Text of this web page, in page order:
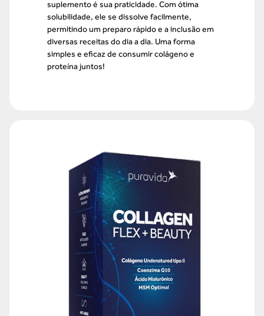
suplemento é sua praticidade. Com ótima
solubilidade, ele se dissolve facilmente,
permitindo um preparo rápido e a inclusão em
diversas receitas do dia a dia. Uma forma
simples e eficaz de consumir colágeno e
proteína juntos!